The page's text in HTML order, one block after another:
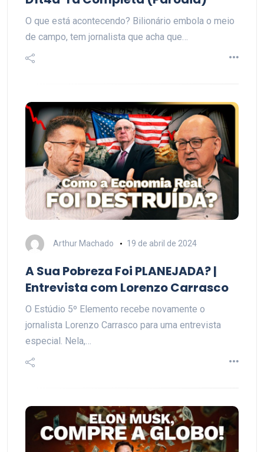
O que está acontecendo? Bilionário embola o meio
de campo, tem jornalista que acha que…
Arthur Machado 19 de abril de 2024
A Sua Pobreza Foi PLANEJADA? |
Entrevista com Lorenzo Carrasco
O Estúdio 5º Elemento recebe novamente o
jornalista Lorenzo Carrasco para uma entrevista
especial. Nela,…